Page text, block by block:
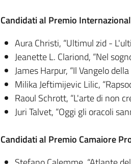
Candidati al Premio
Aura Christi, “Ultimul zid -
Jeanette L. Clariond, “Nel
James Harpur, “Il Vangelo
Milika Jeftimijevic Lilic,
Raoul Schrott, “L'arte di non
Juri Talvet, “Oggi gli oracoli
Candidati al Premio Camaiore